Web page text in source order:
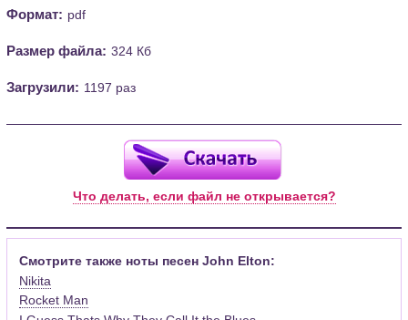
Формат: pdf
Размер файла: 324 Кб
Загрузили: 1197 раз
Что делать, если файл не открывается?
Смотрите также ноты песен John Elton:
Nikita
Rocket Man